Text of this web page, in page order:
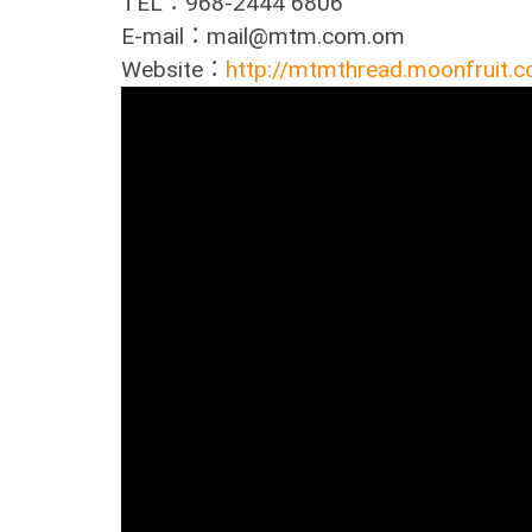
E-mail：mail@mtm.com.om
Website： http://